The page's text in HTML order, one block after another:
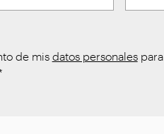
de mis datos personalespara